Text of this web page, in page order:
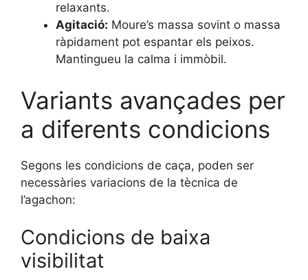
relaxants.
Agitació: Moure’s massa sovint o massa
ràpidament pot espantar els peixos.
Mantingueu la calma i immòbil.
Variants avançades per
a diferents condicions
Segons les condicions de caça, poden ser
necessàries variacions de la tècnica de
l’agachon:
Condicions de baixa
visibilitat